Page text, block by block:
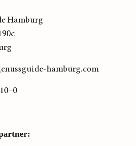
Hamburg
hamburg.com